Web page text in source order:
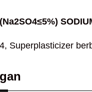
Superplasticizer